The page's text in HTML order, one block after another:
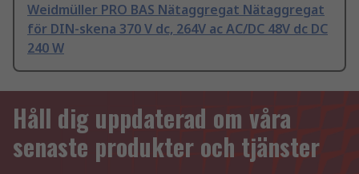
Weidmüller PRO BAS Nätaggregat Nätaggregat
för DIN-skena 370 V dc, 264V ac AC/DC 48V dc DC
240 W
Håll dig uppdaterad om våra
senaste produkter och tjänster